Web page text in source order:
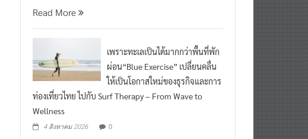
Read More
เพราะทะเลเป็นได้มากกว่าพื้นที่พัก
ผ่อน“Blue Exercise” เปลี่ยนคลื่น
ให้เป็นโอกาสใหม่ของธุรกิจและการ
ท่องเที่ยวไทย ไปกับ Surf Therapy – From Wave to
Wellness
4 สิงหาคม 2026 0